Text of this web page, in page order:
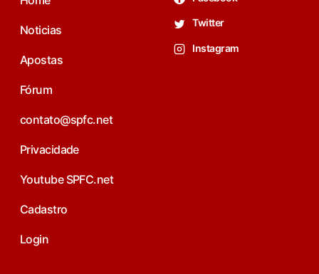
Noticias
Apostas
Fórum
contato@spfc.net
Privacidade
Youtube SPFC.net
Cadastro
Login
Twitter
Instagram